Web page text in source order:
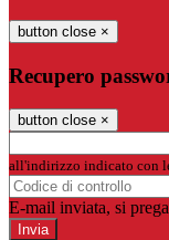
button close ×
Recupero
button close ×
all'indirizzo indicato con
E-mail inviata, si